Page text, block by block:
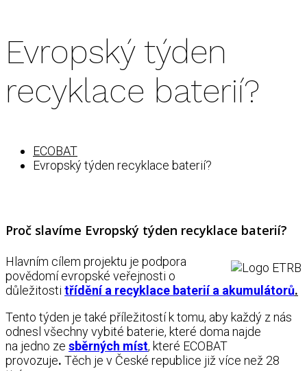
Evropský týden
recyklace baterií?
ECOBAT
Evropský týden recyklace baterií?
Proč slavíme Evropský týden recyklace baterií?
Hlavním cílem projektu je podpora
povědomí evropské veřejnosti o
důležitosti třídění a recyklace baterií a akumulátorů.
Tento týden je také příležitostí k tomu, aby každý z nás
odnesl všechny vybité baterie, které doma najde
na jedno ze sběrných míst, které ECOBAT
provozuje. Těch je v České republice již více než 28